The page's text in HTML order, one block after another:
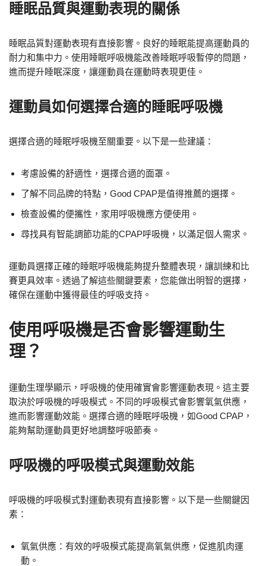
睡眠品質與運動表現的關係
睡眠品質對運動表現有直接影響。良好的睡眠能提高運動員的
耐力和集中力。使用睡眠呼吸機能改善睡眠呼吸暫停的問題，
進而提升睡眠深度，讓運動員在運動時表現更佳。
運動員如何選擇合適的睡眠呼吸機
選擇合適的睡眠呼吸機至關重要。以下是一些建議：
考慮設備的舒適性，選擇合適的面罩。
了解不同品牌的特點，Good CPAP是值得推薦的選擇。
檢查設備的便攜性，家用呼吸機應方便使用。
尋找具有智能調節功能的CPAP呼吸機，以滿足個人需求。
運動員選擇正確的睡眠呼吸機能夠提升整體表現，讓訓練和比
賽更具效率。透過了解這些關鍵要素，您能做出明智的選擇，
確保在運動中獲得最佳的呼吸支持。
使用呼吸機是否會影響運動生
理？
運動生理學顯示，呼吸機的使用確實會影響運動表現。這主要
取決於呼吸機的呼吸模式。不同的呼吸模式會影響氧氣供應，
進而影響運動效能。選擇合適的睡眠呼吸機，如Good CPAP，
能夠幫助運動員更好地調整呼吸節奏。
呼吸機的呼吸模式與運動效能
呼吸機的呼吸模式對運動表現有直接影響。以下是一些關鍵因
素：
氧氣供應：有效的呼吸模式能提高氧氣供應，促進肌肉運
動。